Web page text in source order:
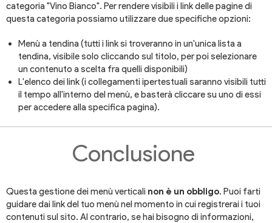
categoria "Vino Bianco". Per rendere visibili i link delle pagine di
questa categoria possiamo utilizzare due specifiche opzioni:
Menù a tendina (tutti i link si troveranno in un'unica lista a
tendina, visibile solo cliccando sul titolo, per poi selezionare
un contenuto a scelta fra quelli disponibili)
L'elenco dei link (i collegamenti ipertestuali saranno visibili tutti
il tempo all'interno del menù, e basterà cliccare su uno di essi
per accedere alla specifica pagina).
Conclusione
Questa gestione dei menù verticali non è un obbligo. Puoi farti
guidare dai link del tuo menù nel momento in cui registrerai i tuoi
contenuti sul sito. Al contrario, se hai bisogno di informazioni,